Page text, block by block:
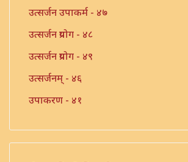
उत्सर्जन उपाकर्म - ४७
उत्सर्जन प्रयोग - ४८
उत्सर्जन प्रयोग - ४९
उत्सर्जनम् - ४६
उपाकरण - ४१
उपाकर्म - ४३